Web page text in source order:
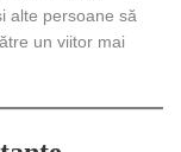
alte persoane să
un viitor mai